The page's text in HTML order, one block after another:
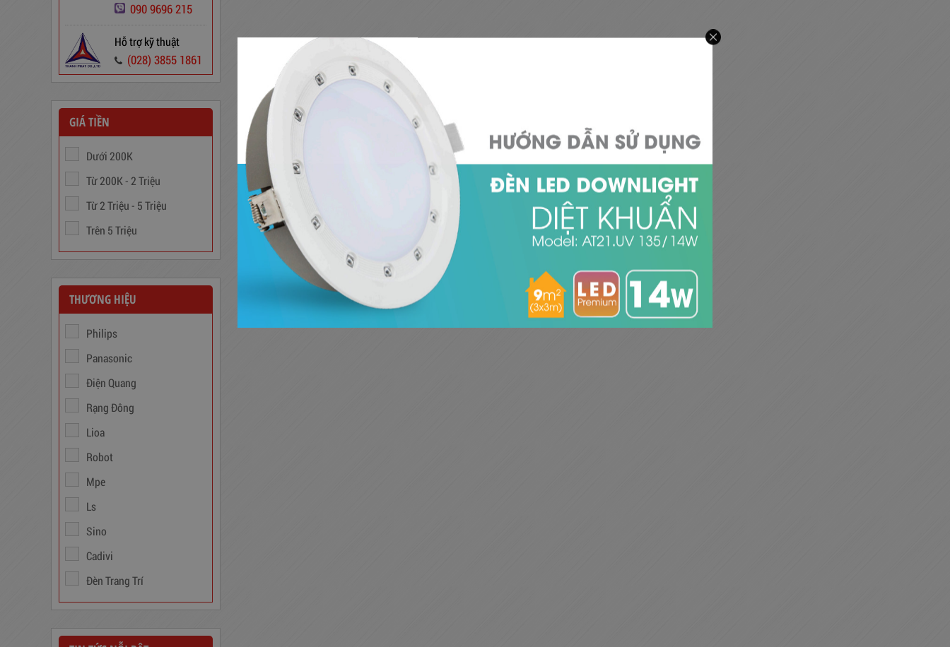
346,000đ
Ổn Áp 1 Pha SH 5000 II NEW
2020
3,380,000đ
Biến Áp Đổi Nguồn DN020
775,000
090 9696 215
Hỗ trợ kỹ thuật
(028) 3855 1861
GIÁ TIỀN
Dưới 200K
Từ 200K - 2 Triệu
Từ 2 Triệu - 5 Triệu
Trên 5 Triệu
THƯƠNG HIỆU
Philips
Panasonic
Điện Quang
Rạng Đông
Lioa
Robot
Mpe
Ls
Sino
Cadivi
Đèn Trang Trí